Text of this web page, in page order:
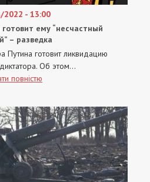
2022 - 13:00
ему “несчастный
– разведка
готовит ликвидацию
Об этом...
повністю